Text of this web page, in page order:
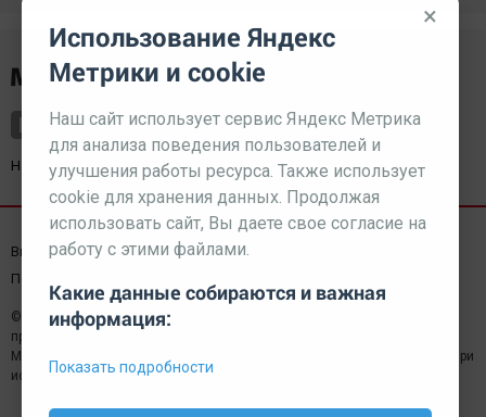
Наш партнерkurorty-sochi.ru
Выходные данные СМИ Реклама
Пользовательское соглашение
© 2026 МЕДИАЗАВОД — Сайт может содержать контент,
предназначенный для лиц 18+
Мнение редакции может не совпадать с мнением отдельных авторов.При
использовании материалов сайта ссылка обязательна.
×
Использование Яндекс
Метрики и cookie
Наш сайт использует сервис Яндекс Метрика
для анализа поведения пользователей и
улучшения работы ресурса. Также использует
cookie для хранения данных. Продолжая
использовать сайт, Вы даете свое согласие на
работу с этими файлами.
Какие данные собираются и важная
информация:
Показать подробности